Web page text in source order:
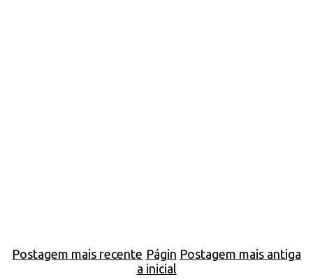
Postagem mais recente Postagem mais antiga
Págin
a inicial